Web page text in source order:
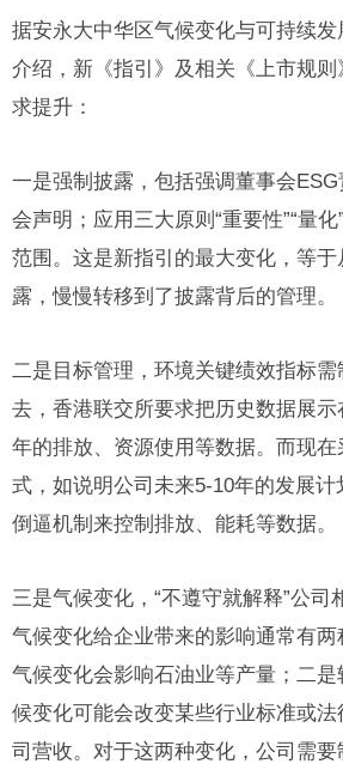
据安永大中华区气候变化与可持续
介绍，新《指引》及相关《上市规
求提升：
一是强制披露，包括强调董事会
会声明；应用三大原则“重要性”“量化
范围。这是新指引的最大变化，等
露，慢慢转移到了披露背后的管理。
二是目标管理，环境关键绩效指标
去，香港联交所要求把历史数据展
年的排放、资源使用等数据。而现
式，如说明公司未来5-10年的发展
倒逼机制来控制排放、能耗等数据。
三是气候变化，“不遵守就解释”公司
气候变化给企业带来的影响通常有两
气候变化会影响石油业等产量；二
候变化可能会改变某些行业标准或
司营收。对于这两种变化，公司需